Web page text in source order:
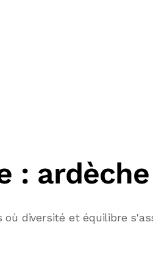
: ardèche
où diversité et équilibre